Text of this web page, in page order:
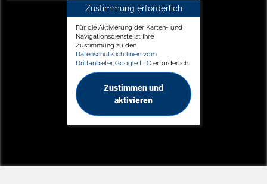
Zustimmung erforderlich
Für die Aktivierung der Karten- und
Navigationsdienste ist Ihre
Zustimmung zu den
Datenschutzrichtlinien vom
Drittanbieter Google LLC erforderlich.
Zustimmen und
aktivieren